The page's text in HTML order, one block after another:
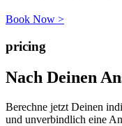
Book Now >
pricing
Nach Deinen
Berechne jetzt Deinen
und unverbindlich eine